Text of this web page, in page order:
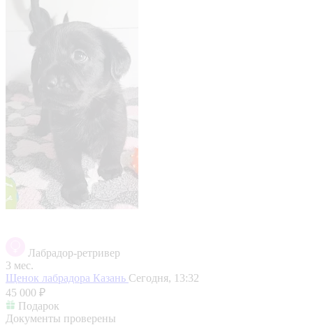
Лабрадор-ретривер
3 мес.
Щенок лабрадора Казань Сегодня, 13:32
45 000 ₽
Подарок
Документы проверены